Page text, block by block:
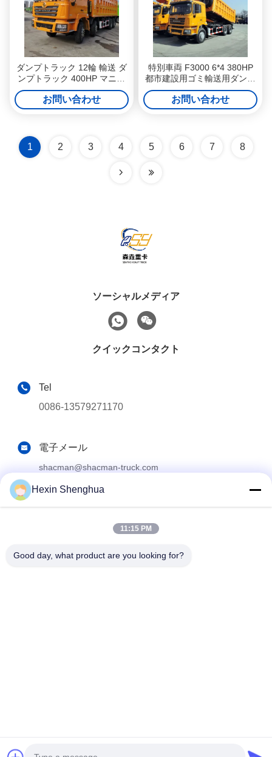
ダンプトラック 12輪 輸送 ダ
ンプトラック 400HP マニュ
アルトランスミッション ダン
プトラック ディーゼル燃料
お問い合わせ
特別車両 F3000 6*4 380HP
都市建設用ゴミ輸送用ダンプ
トラック
お問い合わせ
1 2 3 4 5 6 7 8
ソーシャルメディア
クイックコンタクト
Tel
0086-13579271170
電子メール
shacman@shacman-truck.com
住所
プライバシーポリシー規約|地図
Hexin Shenghua
11:15 PM
Good day, what product are you looking for?